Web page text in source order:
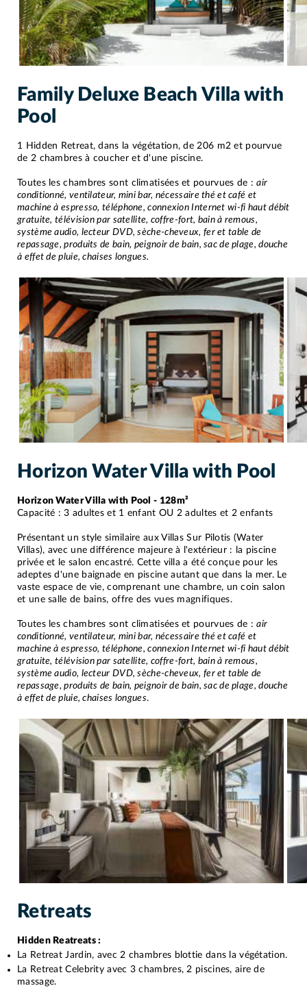
Family Deluxe Beach Villa with
Pool
1 Hidden Retreat, dans la végétation, de 206 m2 et pourvue
de 2 chambres à coucher et d'une piscine.
Toutes les chambres sont climatisées et pourvues de :air
conditionné, ventilateur, mini bar, nécessaire thé et café et
machine à espresso, téléphone, connexion Internet wi-fi haut débit
gratuite, télévision par satellite, coffre-fort, bain à remous,
système audio, lecteur DVD, sèche-cheveux, fer et table de
repassage, produits de bain, peignoir de bain, sac de plage, douche
à effet de pluie, chaises longues.
Horizon Water Villa with Pool
Horizon Water Villa with Pool - 128m²
Capacité : 3 adultes et 1 enfant OU 2 adultes et 2 enfants
Présentant un style similaire aux Villas Sur Pilotis (Water
Villas), avec une différence majeure à l'extérieur : la piscine
privée et le salon encastré. Cette villa a été conçue pour les
adeptes d'une baignade en piscine autant que dans la mer. Le
vaste espace de vie, comprenant une chambre, un coin salon
et une salle de bains, offre des vues magnifiques.
Toutes les chambres sont climatisées et pourvues de :air
conditionné, ventilateur, mini bar, nécessaire thé et café et
machine à espresso, téléphone, connexion Internet wi-fi haut débit
gratuite, télévision par satellite, coffre-fort, bain à remous,
système audio, lecteur DVD, sèche-cheveux, fer et table de
repassage, produits de bain, peignoir de bain, sac de plage, douche
à effet de pluie, chaises longues.
Retreats
Hidden Reatreats :
La Retreat Jardin, avec 2 chambres blottie dans la végétation.
La Retreat Celebrity avec 3 chambres, 2 piscines, aire de
massage.